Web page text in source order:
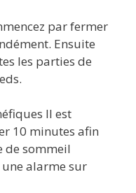
par fermer
Ensuite
les parties de
Il est
10 minutes afin
de sommeil
alarme sur